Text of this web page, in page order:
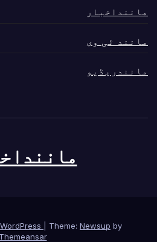
ماننداخبار
مانند ٹی وی
مانندریڈیو
WordPress|Theme:Newsupby
Themeansar
.